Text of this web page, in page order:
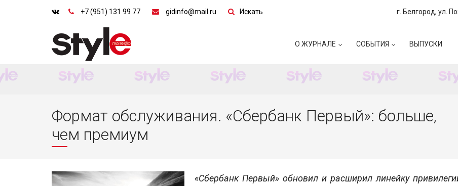
+7 (951) 131 99 77 gidinfo@mail.ru Искать г. Белгород, ул.
О ЖУРНАЛЕ СОБЫТИЯ ВЫПУСКИ
Формат обслуживания. «Сбербанк Первый»: больше,
чем премиум
«Сбербанк Первый» обновил и расширил линейку